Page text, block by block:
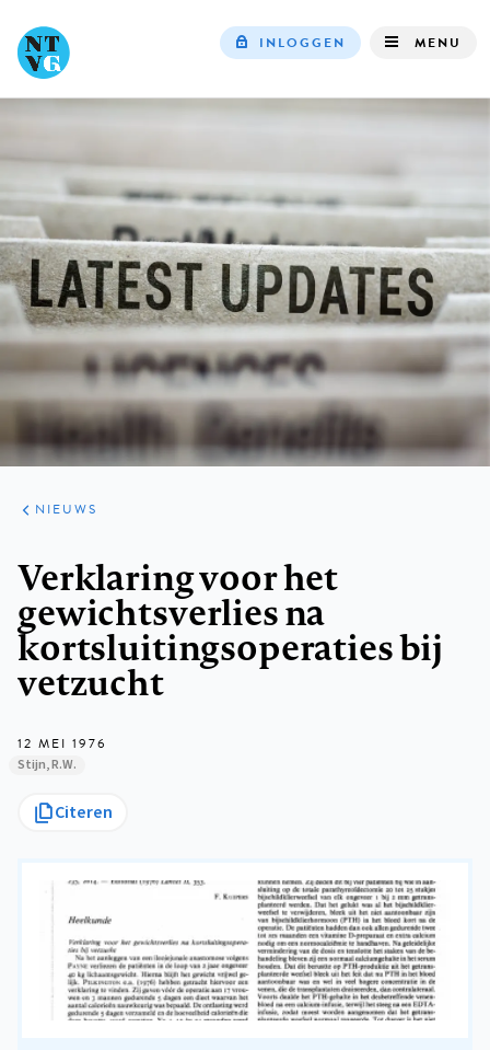
navigation
INLOGGEN MENU
ARTIKELEN
HET
KORT
NIEUWS
Verklaring voor het
gewichtsverlies na
kortsluitingsoperaties bij
vetzucht
12 MEI 1976
Stijn, R.W.
Citeren